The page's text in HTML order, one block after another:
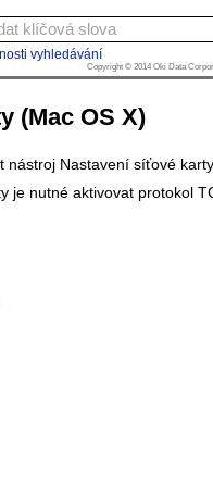
vyhledávání
Copyright © 2014 Oki Data
(Mac OS X)
Nastavení síťové karty.
je nutné aktivovat protokol